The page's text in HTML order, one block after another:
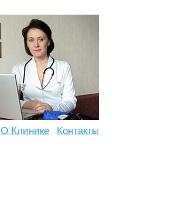
О Клинике Контакты